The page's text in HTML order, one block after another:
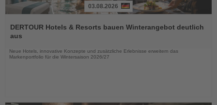
Sie
die
03.08.2026
DERTOUR Hotels & Resorts bauen Winterangebot deutlich
aus
Neue Hotels, innovative Konzepte und zusätzliche Erlebnisse erweitern das
Markenportfolio für die Wintersaison 2026/27